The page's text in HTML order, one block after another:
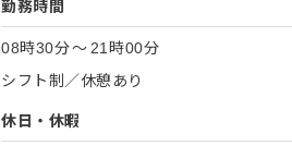
勤務時間
08時30分〜 21時00分
シフト制／休憩あり
休日・休暇